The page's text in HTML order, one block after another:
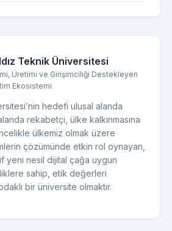
Teknik Üniversitesi
Üretimi ve Girişimciliği Destekleyen
Ekosistemi
hedefi ulusal alanda
rekabetçi, ülke kalkınmasına
ülkemiz olmak üzere
çözümünde etkin rol oynayan,
yeni nesil dijital çağa uygun
sahip, etik değerleri
bir üniversite olmaktır.